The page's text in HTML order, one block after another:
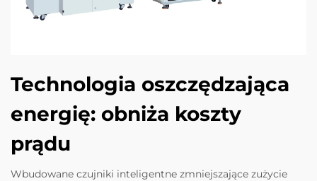
Technologia oszczędzająca
energię: obniża koszty
prądu
Wbudowane czujniki inteligentne zmniejszające zużycie